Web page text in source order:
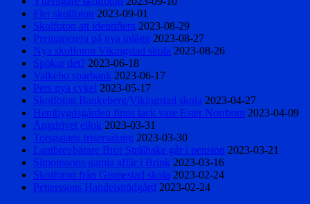
Fler skolfoton 2023-09-01
Skolfoton att identifiera 2023-08-29
Prenumerera på nya inlägg 2023-08-27
Nya skolfoton Vikingstad skola 2023-08-26
Spökar det? 2023-06-18
Valkebo sparbank 2023-06-17
Pers nya cykel 2023-05-17
Skolfoton Bankeberg/Vikingstad skola 2023-04-27
Hembygdsgården finns tack vare Ester Norrbom 2023-04-09
Ångdrivet ellok 2023-03-31
Torsgatans frisersalong 2023-03-30
Lantbrevbärare Bror Strålhake går i pension 2023-03-21
Simonssons gamla affär i Brink 2023-03-16
Skolfoton från Gismestad skola 2023-02-24
Petterssons Handelsträdgård 2023-02-24